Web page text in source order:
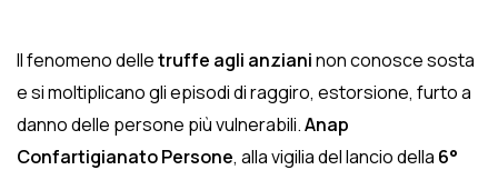
Il fenomeno delletruffe agli anzianinon conosce sosta
e si moltiplicano gli episodi di raggiro, estorsione, furto a
danno delle persone più vulnerabili.Anap
Confartigianato Persone, alla vigilia del lancio della 6°